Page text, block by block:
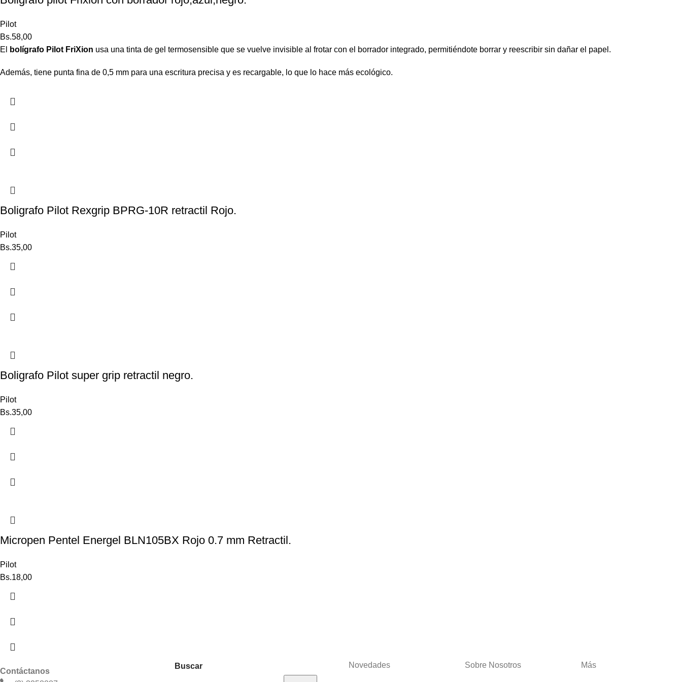
Pilot
Bs.58,00
El
bolígrafo Pilot FriXion usa una tinta de gel termosensible que se vuelve invisible al frotar con el borrador integrado, permitiéndote borrar y reescribir sin dañar el papel.
Además, tiene punta fina de 0,5 mm para una escritura precisa y es recargable, lo que lo hace más ecológico.
Boligrafo Pilot Rexgrip BPRG-10R retractil Rojo.
Pilot
Bs.35,00
Boligrafo Pilot super grip retractil negro.
Pilot
Bs.35,00
Micropen Pentel Energel BLN105BX Rojo 0.7 mm Retractil.
Pilot
Bs.18,00
Contáctanos
Buscar Novedades Sobre Nosotros Más